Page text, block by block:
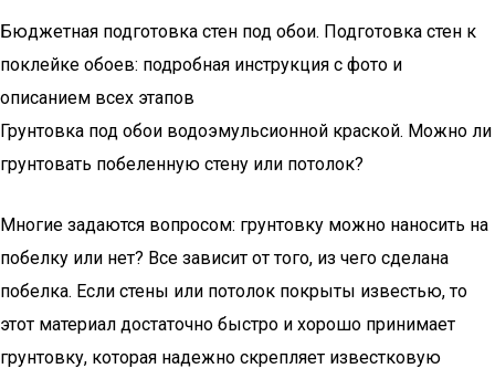
Бюджетная подготовка стен под обои. Подготовка стен к
поклейке обоев: подробная инструкция с фото и
описанием всех этапов
Грунтовка под обои водоэмульсионной краской. Можно ли
грунтовать побеленную стену или потолок?
Многие задаются вопросом: грунтовку можно наносить на
побелку или нет? Все зависит от того, из чего сделана
побелка. Если стены или потолок покрыты известью, то
этот материал достаточно быстро и хорошо принимает
грунтовку, которая надежно скрепляет известковую